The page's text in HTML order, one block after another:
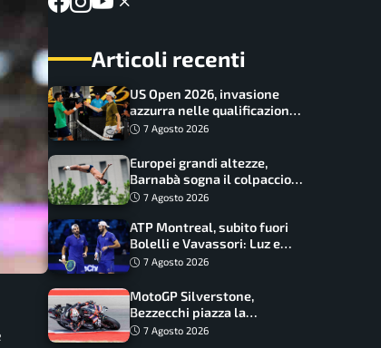
Articoli recenti
US Open 2026, invasione
azzurra nelle qualificazioni:
17 italiani a caccia del main
7 Agosto 2026
Europei grandi altezze,
Barnabà sogna il colpaccio:
è leader a metà gara, Baraldi
7 Agosto 2026
ATP Montreal, subito fuori
Bolelli e Vavassori: Luz e
Matos fermano gli azzurri
7 Agosto 2026
MotoGP Silverstone,
Bezzecchi piazza la
zampata: Aprilia domina,
7 Agosto 2026